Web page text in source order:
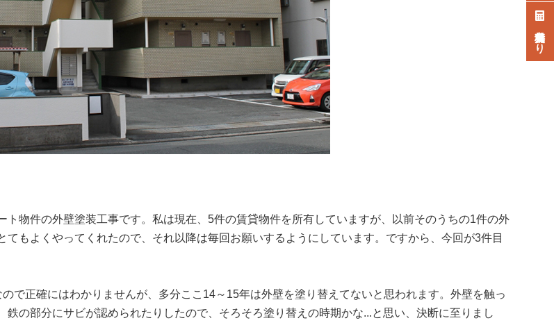
物件の外壁塗装工事です。私は現在、5件の賃貸物件を所有していますが、以前そのうちの1件の外
もよくやってくれたので、それ以降は毎回お願いするようにしています。ですから、今回が3件目
で正確にはわかりませんが、多分ここ14～15年は外壁を塗り替えてないと思われます。外壁を触っ
の部分にサビが認められたりしたので、そろそろ塗り替えの時期かな...と思い、決断に至りまし
無料見積もり